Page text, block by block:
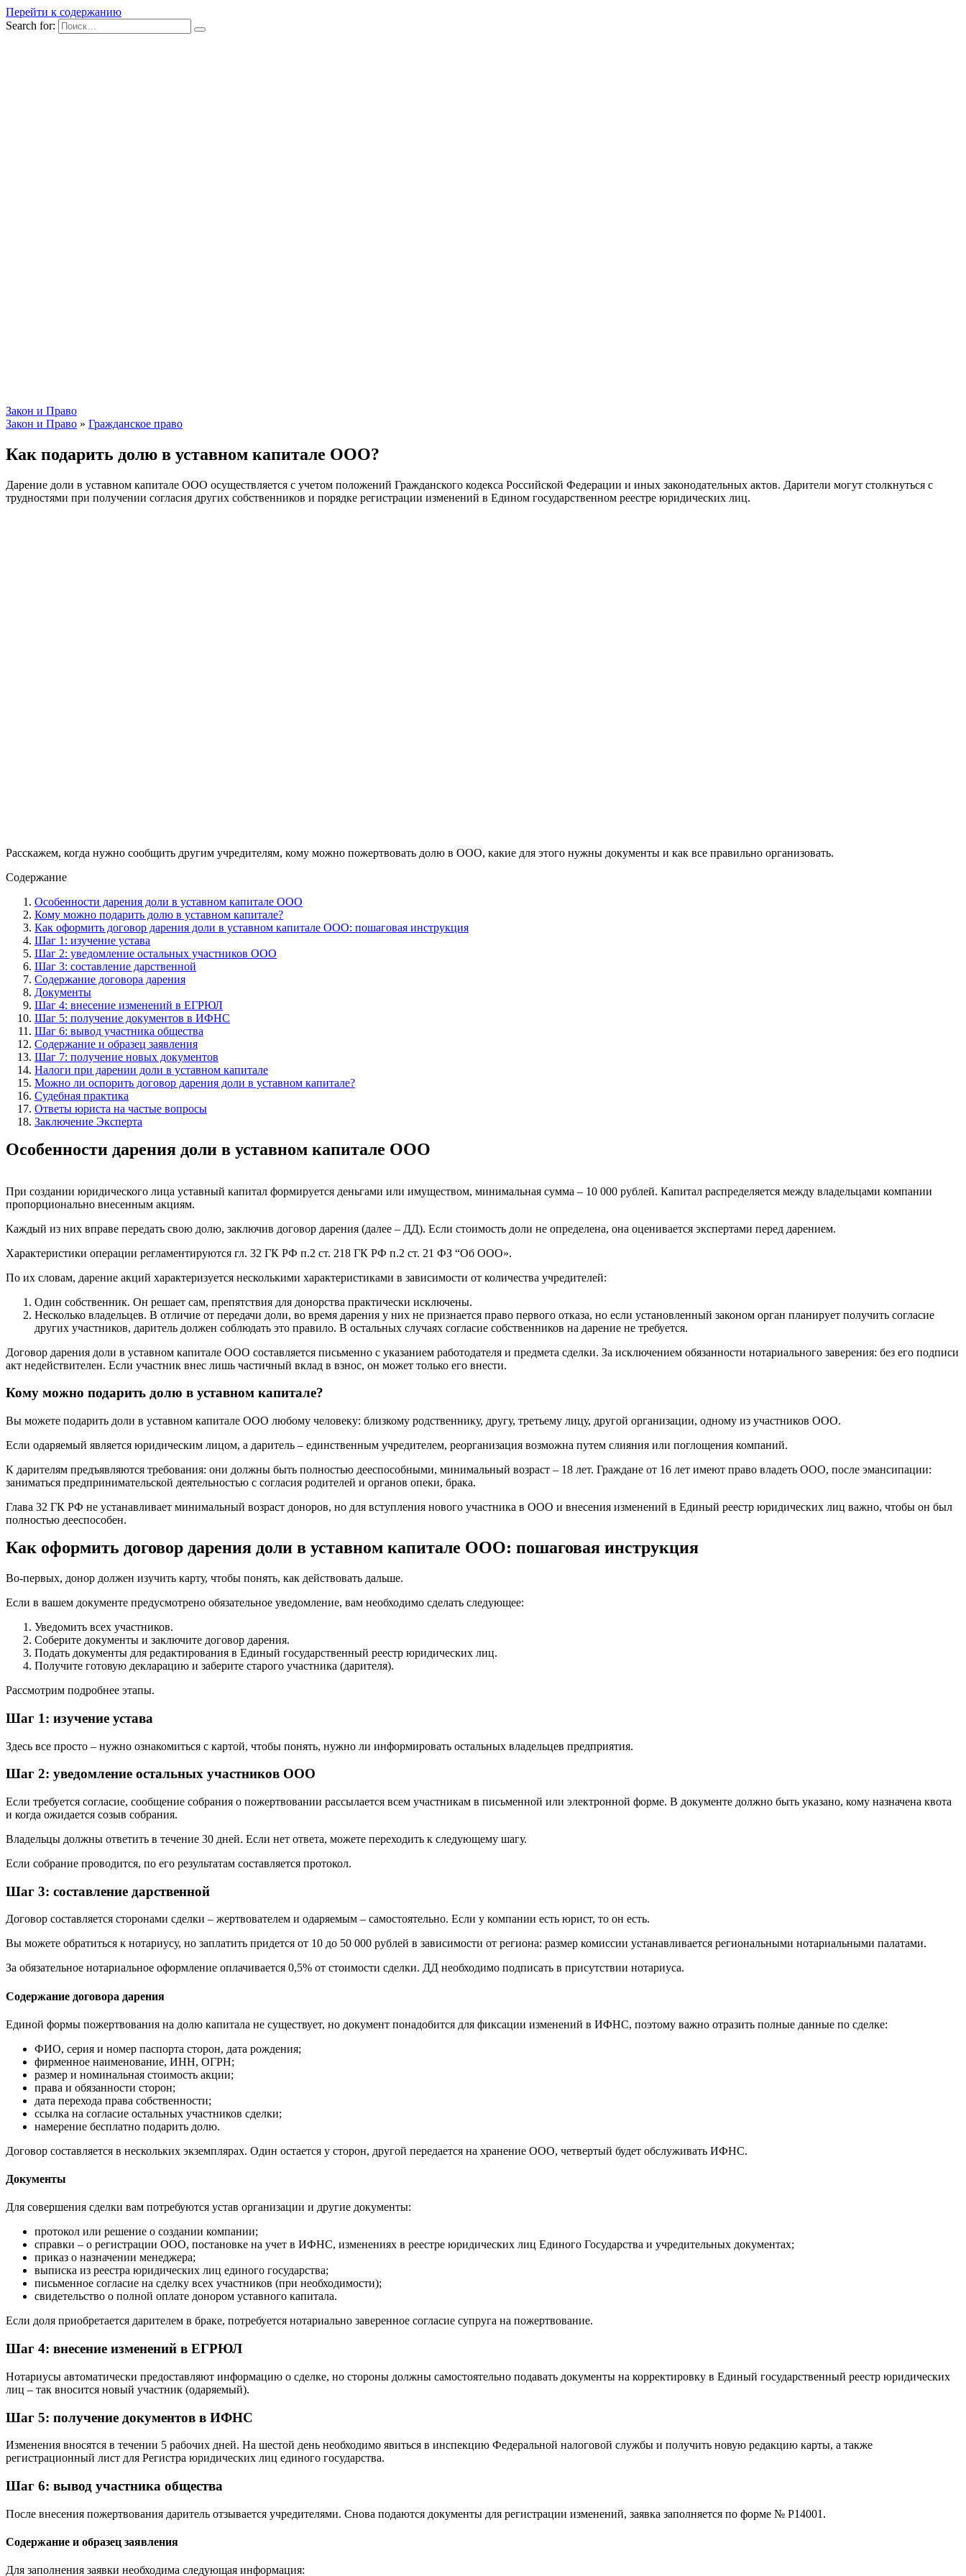
Перейти к содержанию
Search for:
Закон и Право
Закон и Право » Гражданское право
Как подарить долю в уставном капитале ООО?
Дарение доли в уставном капитале ООО осуществляется с учетом положений Гражданского кодекса Российской Федерации и иных законодательных актов. Дарители могут столкнуться с
трудностями при получении согласия других собственников и порядке регистрации изменений в Едином государственном реестре юридических лиц.
Расскажем, когда нужно сообщить другим учредителям, кому можно пожертвовать долю в ООО, какие для этого нужны документы и как все правильно организовать.
Содержание
Особенности дарения доли в уставном капитале ООО
Кому можно подарить долю в уставном капитале?
Как оформить договор дарения доли в уставном капитале ООО: пошаговая инструкция
Шаг 1: изучение устава
Шаг 2: уведомление остальных участников ООО
Шаг 3: составление дарственной
Содержание договора дарения
Документы
Шаг 4: внесение изменений в ЕГРЮЛ
Шаг 5: получение документов в ИФНС
Шаг 6: вывод участника общества
Содержание и образец заявления
Шаг 7: получение новых документов
Налоги при дарении доли в уставном капитале
Можно ли оспорить договор дарения доли в уставном капитале?
Судебная практика
Ответы юриста на частые вопросы
Заключение Эксперта
Особенности дарения доли в уставном капитале ООО
При создании юридического лица уставный капитал формируется деньгами или имуществом, минимальная сумма – 10 000 рублей. Капитал распределяется между владельцами компании
пропорционально внесенным акциям.
Каждый из них вправе передать свою долю, заключив договор дарения (далее – ДД). Если стоимость доли не определена, она оценивается экспертами перед дарением.
Характеристики операции регламентируются гл. 32 ГК РФ п.2 ст. 218 ГК РФ п.2 ст. 21 ФЗ “Об ООО».
По их словам, дарение акций характеризуется несколькими характеристиками в зависимости от количества учредителей:
Один собственник. Он решает сам, препятствия для донорства практически исключены.
Несколько владельцев. В отличие от передачи доли, во время дарения у них не признается право первого отказа, но если установленный законом орган планирует получить согласие
других участников, даритель должен соблюдать это правило. В остальных случаях согласие собственников на дарение не требуется.
Договор дарения доли в уставном капитале ООО составляется письменно с указанием работодателя и предмета сделки. За исключением обязанности нотариального заверения: без его подписи
акт недействителен. Если участник внес лишь частичный вклад в взнос, он может только его внести.
Кому можно подарить долю в уставном капитале?
Вы можете подарить доли в уставном капитале ООО любому человеку: близкому родственнику, другу, третьему лицу, другой организации, одному из участников ООО.
Если одаряемый является юридическим лицом, а даритель – единственным учредителем, реорганизация возможна путем слияния или поглощения компаний.
К дарителям предъявляются требования: они должны быть полностью дееспособными, минимальный возраст – 18 лет. Граждане от 16 лет имеют право владеть ООО, после эмансипации:
заниматься предпринимательской деятельностью с согласия родителей и органов опеки, брака.
Глава 32 ГК РФ не устанавливает минимальный возраст доноров, но для вступления нового участника в ООО и внесения изменений в Единый реестр юридических лиц важно, чтобы он был
полностью дееспособен.
Как оформить договор дарения доли в уставном капитале ООО: пошаговая инструкция
Во-первых, донор должен изучить карту, чтобы понять, как действовать дальше.
Если в вашем документе предусмотрено обязательное уведомление, вам необходимо сделать следующее:
Уведомить всех участников.
Соберите документы и заключите договор дарения.
Подать документы для редактирования в Единый государственный реестр юридических лиц.
Получите готовую декларацию и заберите старого участника (дарителя).
Рассмотрим подробнее этапы.
Шаг 1: изучение устава
Здесь все просто – нужно ознакомиться с картой, чтобы понять, нужно ли информировать остальных владельцев предприятия.
Шаг 2: уведомление остальных участников ООО
Если требуется согласие, сообщение собрания о пожертвовании рассылается всем участникам в письменной или электронной форме. В документе должно быть указано, кому назначена квота
и когда ожидается созыв собрания.
Владельцы должны ответить в течение 30 дней. Если нет ответа, можете переходить к следующему шагу.
Если собрание проводится, по его результатам составляется протокол.
Шаг 3: составление дарственной
Договор составляется сторонами сделки – жертвователем и одаряемым – самостоятельно. Если у компании есть юрист, то он есть.
Вы можете обратиться к нотариусу, но заплатить придется от 10 до 50 000 рублей в зависимости от региона: размер комиссии устанавливается региональными нотариальными палатами.
За обязательное нотариальное оформление оплачивается 0,5% от стоимости сделки. ДД необходимо подписать в присутствии нотариуса.
Содержание договора дарения
Единой формы пожертвования на долю капитала не существует, но документ понадобится для фиксации изменений в ИФНС, поэтому важно отразить полные данные по сделке:
ФИО, серия и номер паспорта сторон, дата рождения;
фирменное наименование, ИНН, ОГРН;
размер и номинальная стоимость акции;
права и обязанности сторон;
дата перехода права собственности;
ссылка на согласие остальных участников сделки;
намерение бесплатно подарить долю.
Договор составляется в нескольких экземплярах. Один остается у сторон, другой передается на хранение ООО, четвертый будет обслуживать ИФНС.
Документы
Для совершения сделки вам потребуются устав организации и другие документы:
протокол или решение о создании компании;
справки – о регистрации ООО, постановке на учет в ИФНС, изменениях в реестре юридических лиц Единого Государства и учредительных документах;
приказ о назначении менеджера;
выписка из реестра юридических лиц единого государства;
письменное согласие на сделку всех участников (при необходимости);
свидетельство о полной оплате донором уставного капитала.
Если доля приобретается дарителем в браке, потребуется нотариально заверенное согласие супруга на пожертвование.
Шаг 4: внесение изменений в ЕГРЮЛ
Нотариусы автоматически предоставляют информацию о сделке, но стороны должны самостоятельно подавать документы на корректировку в Единый государственный реестр юридических
лиц – так вносится новый участник (одаряемый).
Шаг 5: получение документов в ИФНС
Изменения вносятся в течении 5 рабочих дней. На шестой день необходимо явиться в инспекцию Федеральной налоговой службы и получить новую редакцию карты, а также
регистрационный лист для Регистра юридических лиц единого государства.
Шаг 6: вывод участника общества
После внесения пожертвования даритель отзывается учредителями. Снова подаются документы для регистрации изменений, заявка заполняется по форме № Р14001.
Содержание и образец заявления
Для заполнения заявки необходима следующая информация: